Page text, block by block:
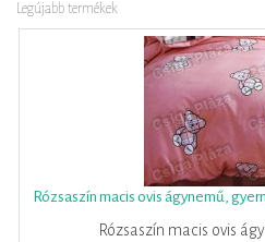
Legújabb termékek
Rózsaszín macis ovis ágynemű,
Rózsaszín macis ovis